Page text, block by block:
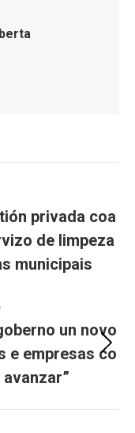
privada coa
de limpeza
municipais
un novo
e empresas co